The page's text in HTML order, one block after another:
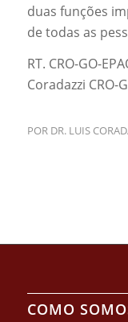
duas funções
de todas as
RT. CRO-GO-
Coradazzi CRO-
POR DR. LUIS
COMO